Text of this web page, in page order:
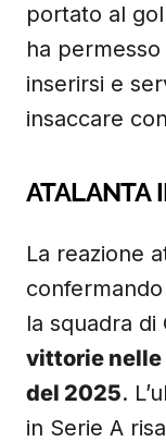
portato al
ha
inserirsi e
insaccare
ATALANTA
La reazione
la squadra di
vittorie
del 2025.
in Serie A